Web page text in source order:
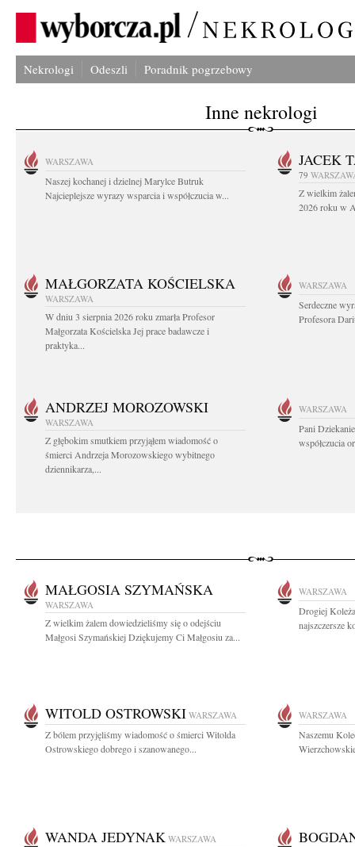
Nekrologi Odeszli Poradnik pogrzebowy
Inne nekrologi
WARSZAWA
Naszej kochanej i dzielnej Marylce Butruk
Najcieplejsze wyrazy wsparcia i współczucia w...
JACEK
79
Z wielkim
2026 roku w
MAŁGORZATA KOŚCIELSKA
WARSZAWA
W dniu 3 sierpnia 2026 roku zmarła Profesor
Małgorzata Kościelska Jej prace badawcze i
praktyka...
WARSZAWA
Serdeczne
Profesora
ANDRZEJ MOROZOWSKI
WARSZAWA
Z głębokim smutkiem przyjąłem wiadomość o
śmierci Andrzeja Morozowskiego wybitnego
dziennikarza,...
WARSZAWA
Pani
współczucia
MAŁGOSIA SZYMAŃSKA
WARSZAWA
Z wielkim żalem dowiedzieliśmy się o odejściu
Małgosi Szymańskiej Dziękujemy Ci Małgosiu za...
WARSZAWA
Drogiej
najszczersze
WITOLD OSTROWSKI WARSZAWA
Z bólem przyjęliśmy wiadomość o śmierci Witolda
Ostrowskiego dobrego i szanowanego...
WARSZAWA
Naszemu
WANDA JEDYNAK WARSZAWA